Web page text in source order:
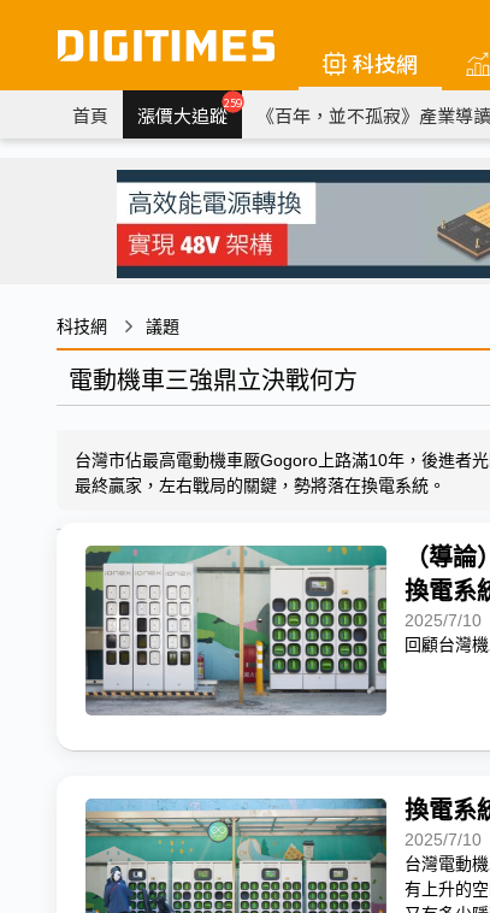
科技網
首頁 漲價大追蹤259 《百年，並不孤寂》產業導讀
科技網 議題
電動機車三強鼎立決戰何方
台灣市佔最高電動機車厰Gogoro上路滿10年，後進者
最終贏家，左右戰局的關鍵，勢將落在換電系統。
（導
換電系
2025/7/10
回顧台灣
換電系
2025/7/10
台灣電動
有上升的